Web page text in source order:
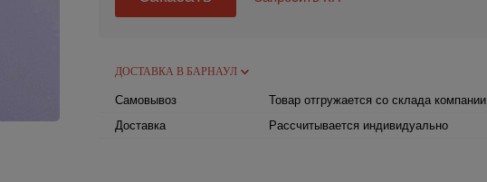
ДОСТАВКА В БАРНАУЛ
Самовывоз
Товар отгружается со склада компании
Доставка
Рассчитывается индивидуально